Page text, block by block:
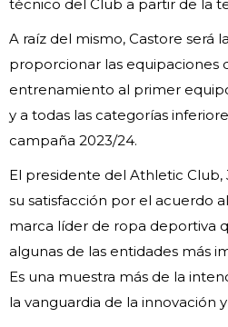
técnico del Club a partir de la
A raíz del mismo, Castore será
proporcionar las equipaciones
entrenamiento al primer
y a todas las categorías
campaña 2023/24.
El presidente del Athletic
su satisfacción por el acuerdo
marca líder de ropa deportiva
algunas de las entidades más
Es una muestra más de la
la vanguardia de la innovación